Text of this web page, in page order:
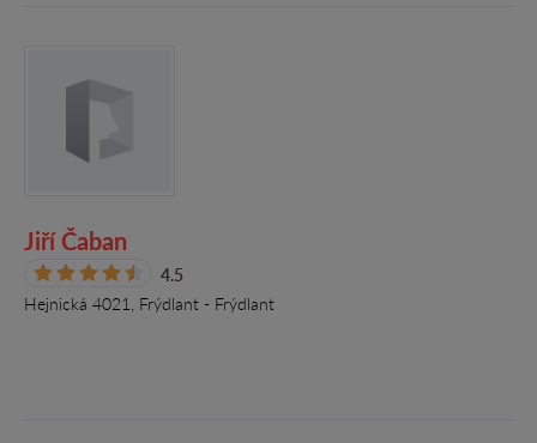
Jiří Čaban
4.5
Hejnická 4021, Frýdlant - Frýdlant